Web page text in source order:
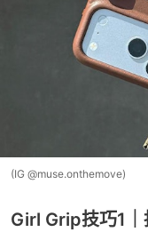
(IG @muse.onthemove)
Girl Grip技巧1｜